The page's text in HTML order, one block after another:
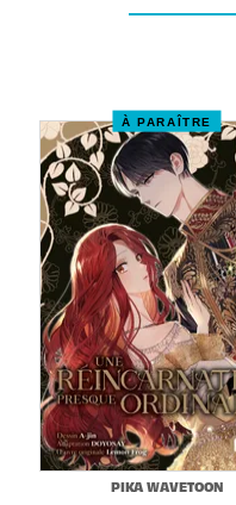
À PARAÎTRE
PIKA WAVETOON